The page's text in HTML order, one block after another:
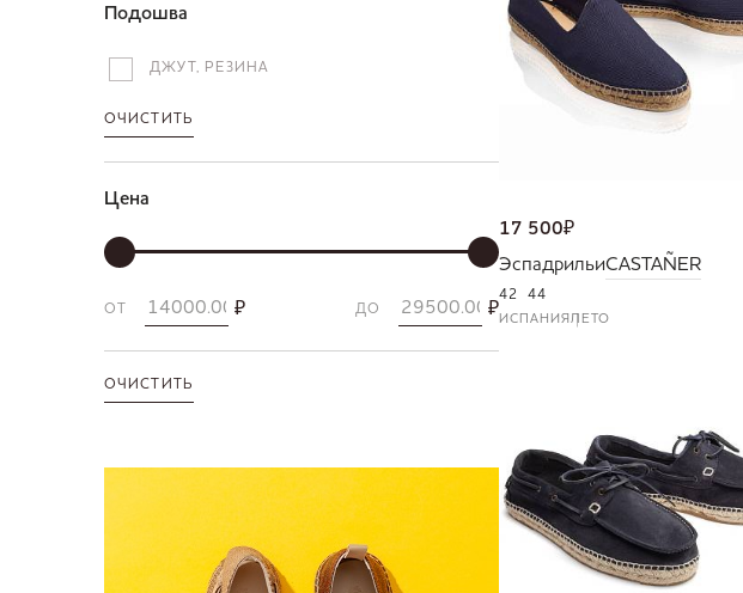
Подошва
ДЖУТ, РЕЗИНА
ОЧИСТИТЬ
Цена
ОТ ₽ ДО ₽
ОЧИСТИТЬ
17 500₽
ЭспадрильиCASTAÑER
42 44
ИСПАНИЯЛЕТО